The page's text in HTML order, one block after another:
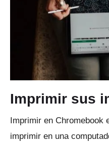
Imprimir sus
Imprimir en Chromebook
imprimir en una